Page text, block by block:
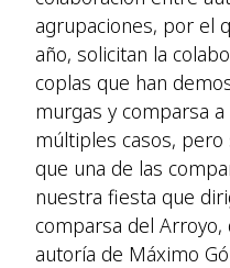
agrupaciones, por el
año, solicitan la
coplas que han
murgas y comparsa
múltiples casos,
que una de las
nuestra fiesta que
comparsa del
autoría de Máximo